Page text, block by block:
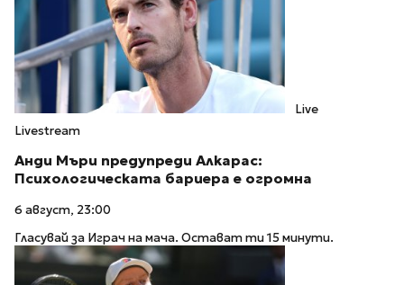
Live
Livestream
Анди Мъри предупреди Алкарас:
Психологическата бариера е огромна
6 август, 23:00
Гласувай за Играч на мача. Остават ти 15 минути.